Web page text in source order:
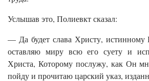
Услышав это, Полиевкт сказал:
— Да будет слава Христу, истинному
оставляю миру всю его суету и
Христа, Которому послужу, как Он
пойду и прочитаю царский указ,